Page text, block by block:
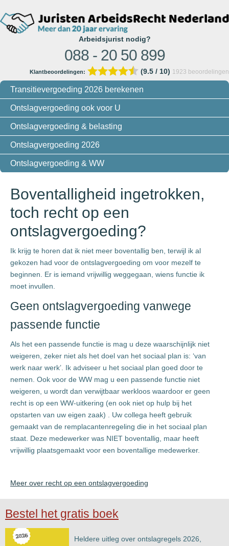
Arbeidsjurist nodig?
088 - 20 50 899
Klantbeoordelingen: (9.5 / 10) 1923 beoordelingen
Transitievergoeding 2026 berekenen
Ontslagvergoeding ook voor U
Ontslagvergoeding & belasting
Ontslagvergoeding 2026
Ontslagvergoeding & WW
Boventalligheid ingetrokken,
toch recht op een
ontslagvergoeding?
Ik krijg te horen dat ik niet meer boventallig ben, terwijl ik al
gekozen had voor de ontslagvergoeding om voor mezelf te
beginnen. Er is iemand vrijwillig weggegaan, wiens functie ik
moet invullen.
Geen ontslagvergoeding vanwege
passende functie
Als het een passende functie is mag u deze waarschijnlijk niet
weigeren, zeker niet als het doel van het sociaal plan is: ‘van
werk naar werk’. Ik adviseer u het sociaal plan goed door te
nemen. Ook voor de WW mag u een passende functie niet
weigeren, u wordt dan verwijtbaar werkloos waardoor er geen
recht is op een WW-uitkering (en ook niet op hulp bij het
opstarten van uw eigen zaak) . Uw collega heeft gebruik
gemaakt van de remplacantenregeling die in het sociaal plan
staat. Deze medewerker was NIET boventallig, maar heeft
vrijwillig plaatsgemaakt voor een boventallige medewerker.
Meer over recht op een ontslagvergoeding
Bestel het gratis boek
Heldere uitleg over ontslagregels 2026,